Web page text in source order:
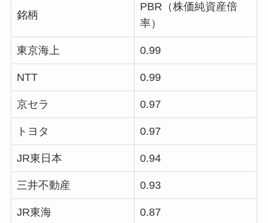
銘柄
PBR（株価純資産倍
率）
東京海上 0.99
NTT 0.99
京セラ 0.97
トヨタ 0.97
JR東日本 0.94
三井不動産 0.93
JR東海 0.87